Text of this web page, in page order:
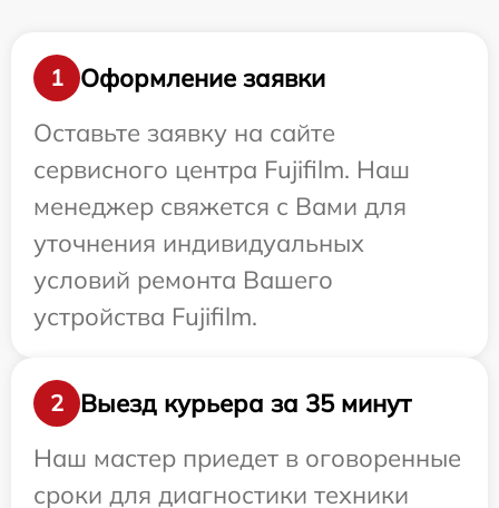
1
Оформление заявки
Оставьте заявку на сайте
сервисного центра Fujifilm. Наш
менеджер свяжется с Вами для
уточнения индивидуальных
условий ремонта Вашего
устройства Fujifilm.
2
Выезд курьера за 35 минут
Наш мастер приедет в оговоренные
сроки для диагностики техники